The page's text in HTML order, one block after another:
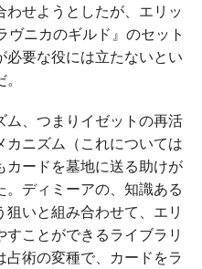
せようとしたが、エリッ
ニカのギルド』のセット
要な役には立たないとい
、つまりイゼットの再活
カニズム（これについては
カードを墓地に送る助けが
ディミーアの、知識ある
いと組み合わせて、エリ
ことができるライブラリ
術の変種で、カードをラ